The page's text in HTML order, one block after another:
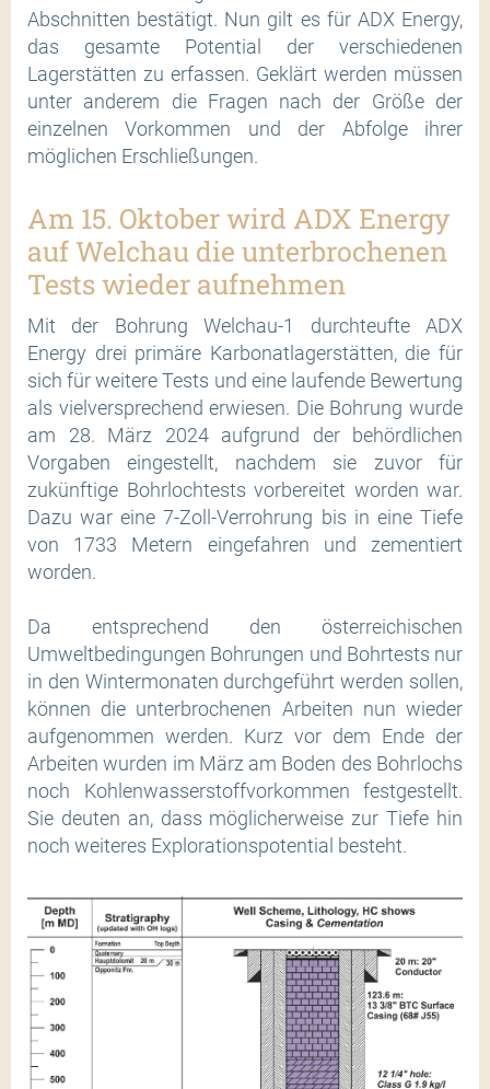
Abschnitten bestätigt. Nun gilt es für ADX Energy,
das gesamte Potential der verschiedenen
Lagerstätten zu erfassen. Geklärt werden müssen
unter anderem die Fragen nach der Größe der
einzelnen Vorkommen und der Abfolge ihrer
möglichen Erschließungen.
Am 15. Oktober wird ADX Energy
auf Welchau die unterbrochenen
Tests wieder aufnehmen
Mit der Bohrung Welchau-1 durchteufte ADX
Energy drei primäre Karbonatlagerstätten, die für
sich für weitere Tests und eine laufende Bewertung
als vielversprechend erwiesen. Die Bohrung wurde
am 28. März 2024 aufgrund der behördlichen
Vorgaben eingestellt, nachdem sie zuvor für
zukünftige Bohrlochtests vorbereitet worden war.
Dazu war eine 7-Zoll-Verrohrung bis in eine Tiefe
von 1733 Metern eingefahren und zementiert
worden.
Da entsprechend den österreichischen
Umweltbedingungen Bohrungen und Bohrtests nur
in den Wintermonaten durchgeführt werden sollen,
können die unterbrochenen Arbeiten nun wieder
aufgenommen werden. Kurz vor dem Ende der
Arbeiten wurden im März am Boden des Bohrlochs
noch Kohlenwasserstoffvorkommen festgestellt.
Sie deuten an, dass möglicherweise zur Tiefe hin
noch weiteres Explorationspotential besteht.